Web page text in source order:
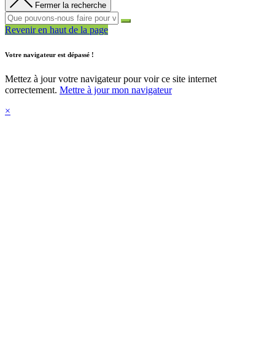
Fermer la recherche
Revenir en haut de la page
Votre navigateur est dépassé !
Mettez à jour votre navigateur pour voir ce site internet
correctement. Mettre à jour mon navigateur
×